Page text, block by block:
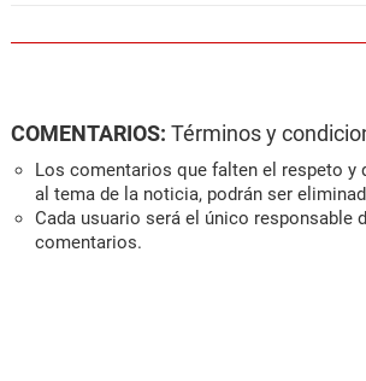
COMENTARIOS: Términos y
Los comentarios que falten el respeto y
al tema de la noticia, podrán ser
Cada usuario será el único responsable
comentarios.